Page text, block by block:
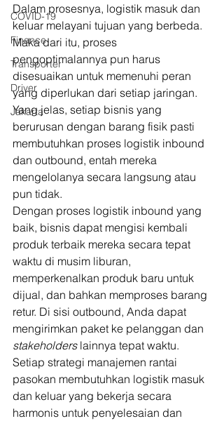
COVID-19
Finance
Transporter
Driver
Jakarta
Dalam prosesnya, logistik masuk dan
keluar melayani tujuan yang berbeda.
Maka dari itu, proses
pengoptimalannya pun harus
disesuaikan untuk memenuhi peran
yang diperlukan dari setiap jaringan.
Yang jelas, setiap bisnis yang
berurusan dengan barang fisik pasti
membutuhkan proses logistik inbound
dan outbound, entah mereka
mengelolanya secara langsung atau
pun tidak.
Dengan proses logistik inbound yang
baik, bisnis dapat mengisi kembali
produk terbaik mereka secara tepat
waktu di musim liburan,
memperkenalkan produk baru untuk
dijual, dan bahkan memproses barang
retur. Di sisi outbound, Anda dapat
mengirimkan paket ke pelanggan dan
stakeholders lainnya tepat waktu.
Setiap strategi manajemen rantai
pasokan membutuhkan logistik masuk
dan keluar yang bekerja secara
harmonis untuk penyelesaian dan